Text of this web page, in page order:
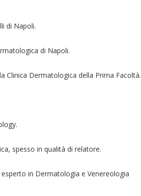
di Napoli.
di Napoli.
Clinica Dermatologica della Prima Facoltà.
spesso in qualità di relatore.
in Dermatologia e Venereologia